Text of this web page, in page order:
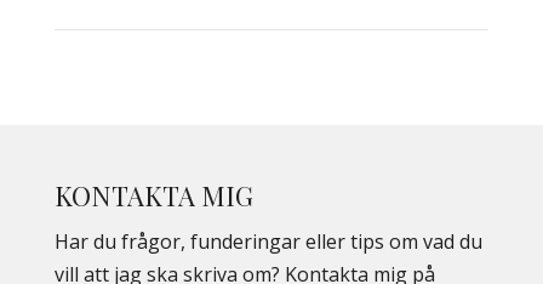
KONTAKTA MIG
Har du frågor, funderingar eller tips om vad du
vill att jag ska skriva om? Kontakta mig på